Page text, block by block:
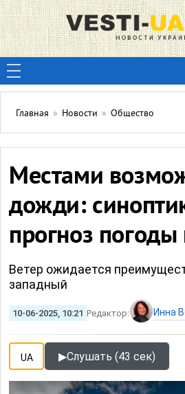
Главная » Новости » Общество
Местами
дожди:
прогноз погоды
Ветер ожидается
западный
10-06-2025, 10:21 Редактор: Инна
UA ▶Слушать (43 сек)